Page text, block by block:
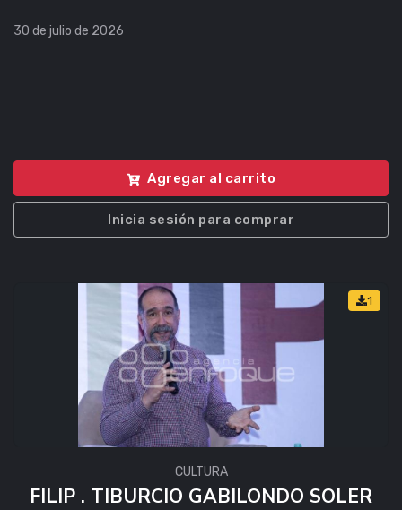
30 de julio de 2026
Agregar al carrito
Inicia sesión para comprar
1
CULTURA
FILIP . TIBURCIO GABILONDO SOLER